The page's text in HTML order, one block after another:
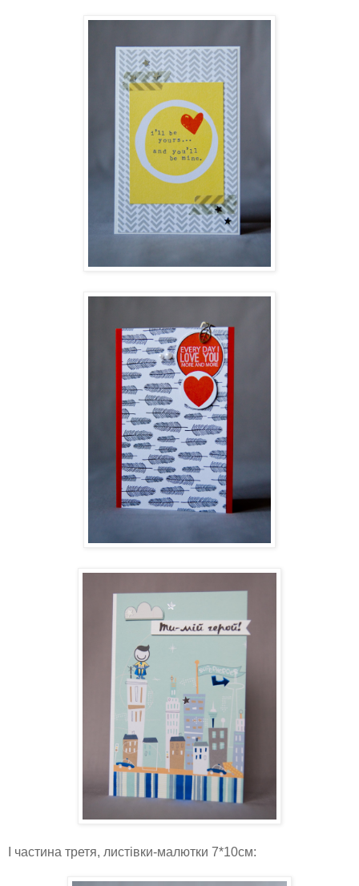
І частина третя, листівки-малютки 7*10см: